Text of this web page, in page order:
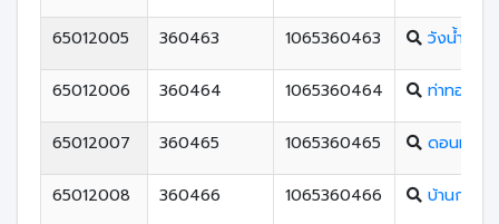
65012005 360463 1065360463 วังน้ำคู้ศึก
65012006 360464 1065360464 ท่าทองพิ
65012007 360465 1065360465 ดอนทอง
65012008 360466 1065360466 บ้านกร่าง